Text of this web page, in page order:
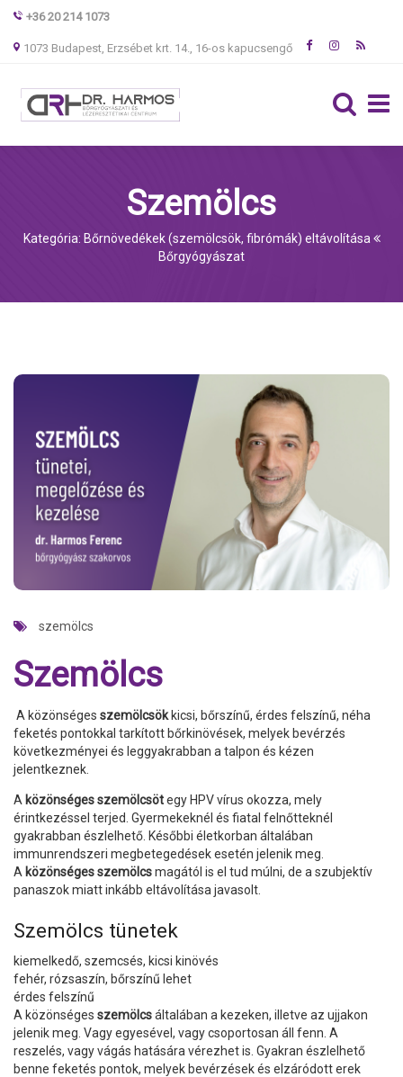
+36 20 214 1073
1073 Budapest, Erzsébet krt. 14., 16-os kapucsengő
Szemölcs
Kategória: Bőrnövedékek (szemölcsök, fibrómák) eltávolítása
Bőrgyógyászat
szemölcs
Szemölcs
A közönséges szemölcsökkicsi, bőrszínű, érdes felszínű, néha
feketés pontokkal tarkított bőrkinövések, melyek bevérzés
következményei és leggyakrabban a talpon és kézen
jelentkeznek.
A közönséges szemölcsötegy HPV vírus okozza, mely
érintkezéssel terjed. Gyermekeknél és fiatal felnőtteknél
gyakrabban észlelhető. Későbbi életkorban általában
immunrendszeri megbetegedések esetén jelenik meg.
A közönségesszemölcsmagától is el tud múlni, de a szubjektív
panaszok miatt inkább eltávolítása javasolt.
Szemölcs tünetek
kiemelkedő, szemcsés, kicsi kinövés
fehér, rózsaszín, bőrszínű lehet
érdes felszínű
A közönséges szemölcsáltalában a kezeken, illetve az ujjakon
jelenik meg. Vagy egyesével, vagy csoportosan áll fenn. A
reszelés, vagy vágás hatására vérezhet is. Gyakran észlelhető
benne feketés pontok, melyek bevérzések és elzáródott erek